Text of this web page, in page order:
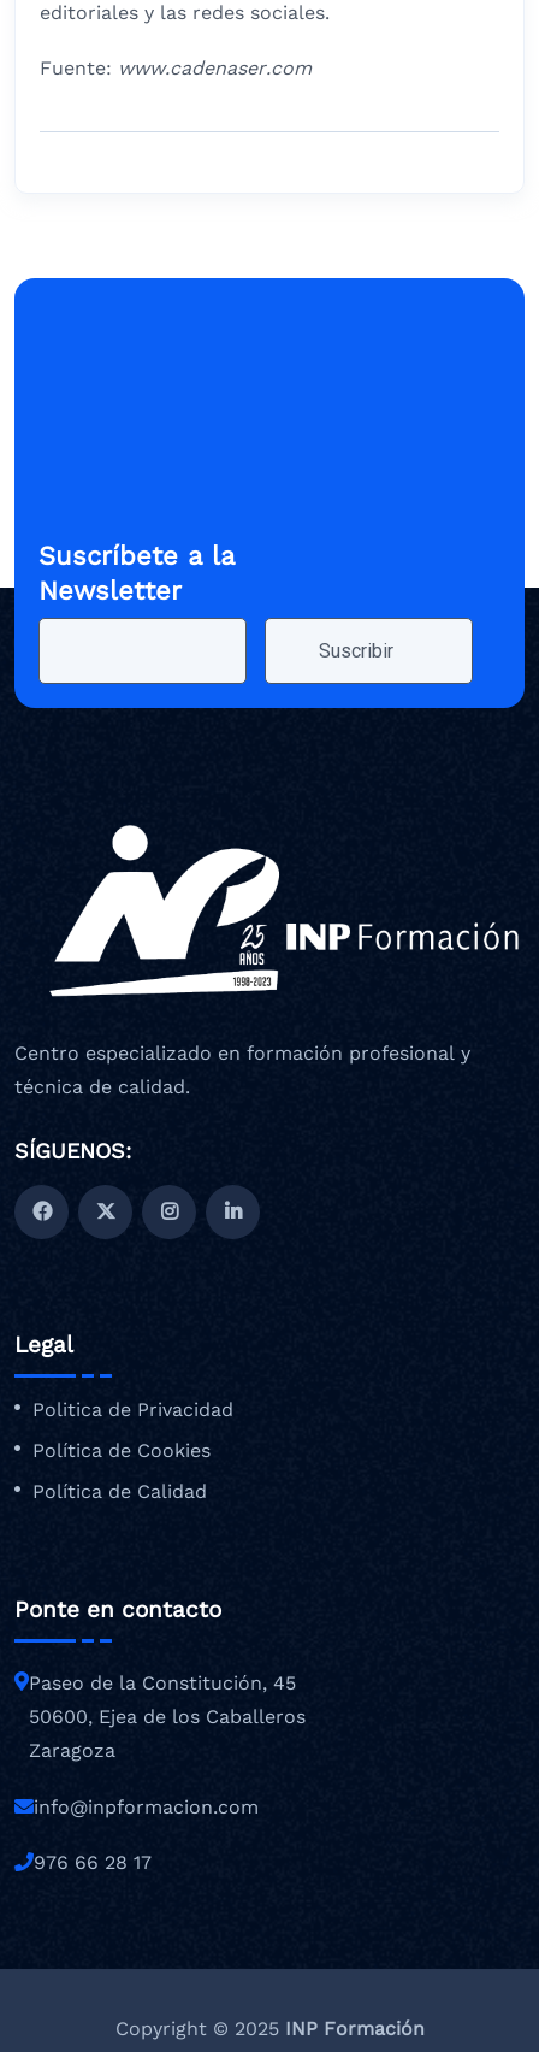
editoriales y las redes sociales.
Fuente: www.cadenaser.com
Suscríbete a la
Newsletter
Centro especializado en formación profesional y
técnica de calidad.
SÍGUENOS:
Legal
Politica de Privacidad
Política de Cookies
Política de Calidad
Ponte en contacto
Paseo de la Constitución, 45
50600, Ejea de los Caballeros
Zaragoza
info@inpformacion.com
976 66 28 17
Copyright © 2025INP Formación